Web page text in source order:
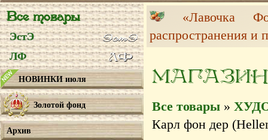
Все товары
ЭстЭ
ЛФ
НОВИНКИ июля
Золотой фонд
Архив
«Лавочка
распространения и
МАГАЗИН
Все товары »
Карл фон дер